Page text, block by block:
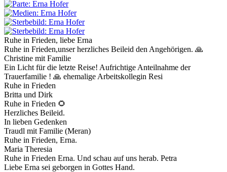
Ruhe in Frieden, liebe Erna
Ruhe in Frieden,unser herzliches Beileid den Angehörigen. 🙏
Christine mit Familie
Ein Licht für die letzte Reise! Aufrichtige Anteilnahme der
Trauerfamilie ! 🙏 ehemalige Arbeitskollegin Resi
Ruhe in Frieden
Britta und Dirk
Ruhe in Frieden 🌻
Herzliches Beileid.
In lieben Gedenken
Traudl mit Familie (Meran)
Ruhe in Frieden, Erna.
Maria Theresia
Ruhe in Frieden Erna. Und schau auf uns herab. Petra
Liebe Erna sei geborgen in Gottes Hand.